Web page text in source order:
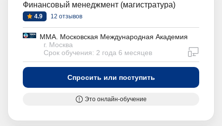
Финансовый менеджмент (магистратура)
4.9 12 отзывов
ММА. Московская Международная Академия
г. Москва
Срок обучения: 2 года 6 месяцев
Спросить или поступить
Это онлайн-обучение